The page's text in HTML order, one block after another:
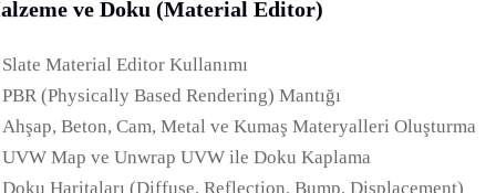
ve Doku (Material Editor)
Slate Material Editor Kullanımı
PBR (Physically Based Rendering) Mantığı
Ahşap, Beton, Cam, Metal ve Kumaş Materyalleri Oluşturma
UVW Map ve Unwrap UVW ile Doku Kaplama
Doku Haritaları (Diffuse, Reflection, Bump, Displacement)